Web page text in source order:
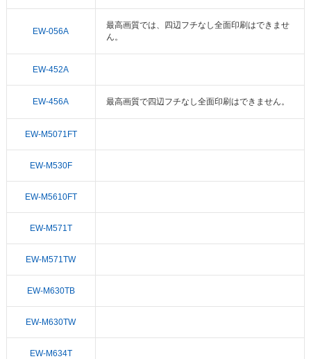
EW-056A
最高画質では、四辺フチなし全面印刷はできませ
ん。
EW-452A
EW-456A 最高画質で四辺フチなし全面印刷はできません。
EW-M5071FT
EW-M530F
EW-M5610FT
EW-M571T
EW-M571TW
EW-M630TB
EW-M630TW
EW-M634T